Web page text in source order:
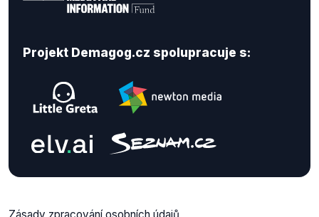
Projekt Demagog.cz spolupracuje s: